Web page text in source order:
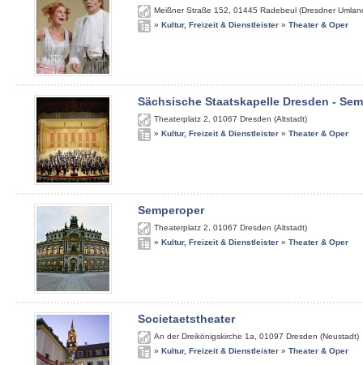
Meißner Straße 152 01445 Radebeul (Dresdner
» Kultur, Freizeit & Dienstleister » Theater & Oper
Sächsische Staatskapelle Dresden -
Theaterplatz 2 01067 Dresden (Altstadt)
» Kultur, Freizeit & Dienstleister » Theater & Oper
Semperoper
Theaterplatz 2 01067 Dresden (Altstadt)
» Kultur, Freizeit & Dienstleister » Theater & Oper
Societaetstheater
An der Dreikönigskirche 1a 01097 Dresden (Neustadt)
» Kultur, Freizeit & Dienstleister » Theater & Oper